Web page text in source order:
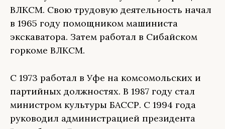
ВЛКСМ. Свою трудовую деятельность начал
в 1965 году помощником машиниста
экскаватора. Затем работал в Сибайском
горкоме ВЛКСМ.
С 1973 работал в Уфе на комсомольских и
партийных должностях. В 1987 году стал
министром культуры БАССР. С 1994 года
руководил администрацией президента